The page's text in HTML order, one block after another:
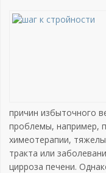
причин избыточного
проблемы, например,
химеотерапии,
тракта или
цирроза печени.